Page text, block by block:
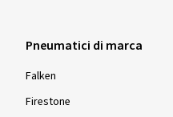
Pneumatici di marca
Falken
Firestone